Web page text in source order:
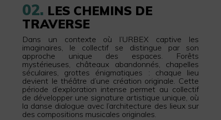
02. LES CHEMINS DE
TRAVERSE
Dans un contexte où l’URBEX captive les
imaginaires, le collectif se distingue par son
approche unique des espaces. Forêts
mystérieuses, châteaux abandonnés, chapelles
séculaires, grottes énigmatiques : chaque lieu
devient le théâtre d’une création originale. Cette
période d’exploration intense permet au collectif
de développer une signature artistique unique, où
la danse dialogue avec l’architecture des lieux sur
des compositions musicales originales.